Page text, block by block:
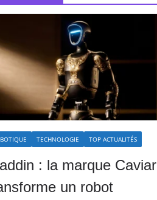
TECHNOLOGIE TOP ACTUALITÉS
: la marque Caviar
un robot